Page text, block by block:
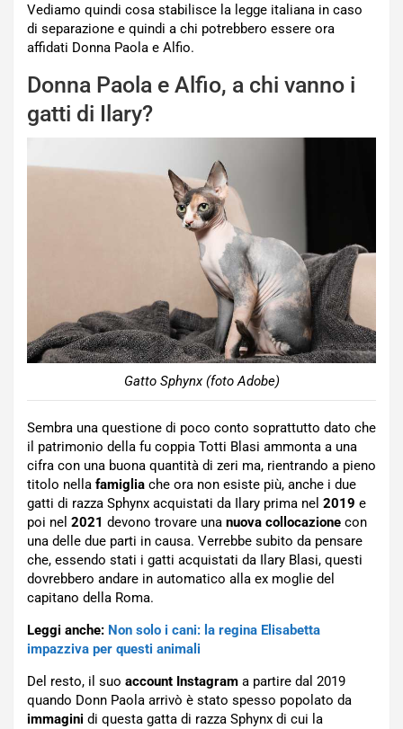
Vediamo quindi cosa stabilisce la legge italiana in caso
di separazione e quindi a chi potrebbero essere ora
affidati Donna Paola e Alfio.
Donna Paola e Alfio, a chi vanno i
gatti di Ilary?
Gatto Sphynx (foto Adobe)
Sembra una questione di poco conto soprattutto dato che
il patrimonio della fu coppia Totti Blasi ammonta a una
cifra con una buona quantità di zeri ma, rientrando a pieno
titolo nella famiglia che ora non esiste più, anche i due
gatti di razza Sphynx acquistati da Ilary prima nel 2019 e
poi nel 2021 devono trovare una nuova collocazione con
una delle due parti in causa. Verrebbe subito da pensare
che, essendo stati i gatti acquistati da Ilary Blasi, questi
dovrebbero andare in automatico alla ex moglie del
capitano della Roma.
Leggi anche: Non solo i cani: la regina Elisabetta
impazziva per questi animali
Del resto, il suo account Instagram a partire dal 2019
quando Donn Paola arrivò è stato spesso popolato da
immagini di questa gatta di razza Sphynx di cui la